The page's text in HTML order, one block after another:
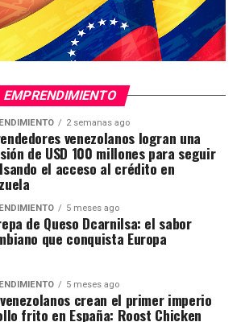
EMPRENDIMIENTO
2 semanas ago
venezolanos logran una
de USD 100 millones para seguir
el acceso al crédito en
5 meses ago
de Queso Dcarnilsa: el sabor
que conquista Europa
5 meses ago
crean el primer imperio
frito en España: Roost Chicken